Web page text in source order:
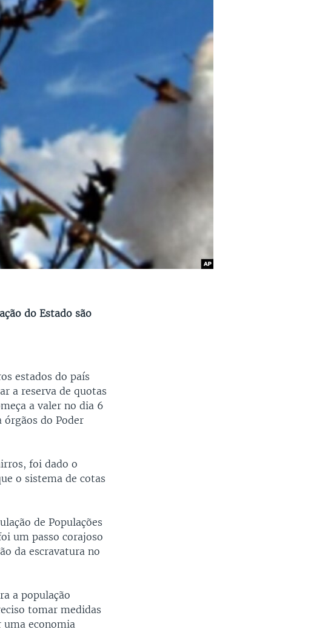
do Estado são
estados do país
a reserva de quotas
a valer no dia 6
órgãos do Poder
foi dado o
o sistema de cotas
de Populações
um passo corajoso
da escravatura no
a população
tomar medidas
uma economia